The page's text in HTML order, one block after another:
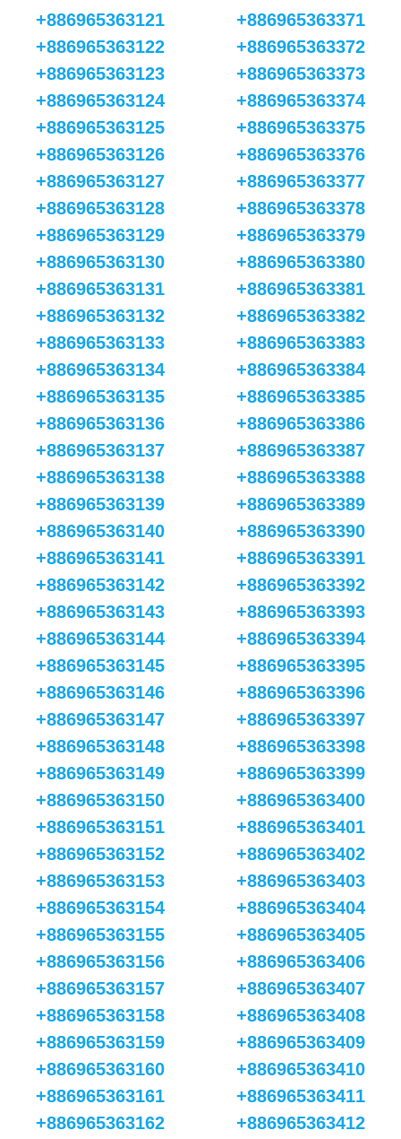
+886965363121
+886965363122
+886965363123
+886965363124
+886965363125
+886965363126
+886965363127
+886965363128
+886965363129
+886965363130
+886965363131
+886965363132
+886965363133
+886965363134
+886965363135
+886965363136
+886965363137
+886965363138
+886965363139
+886965363140
+886965363141
+886965363142
+886965363143
+886965363144
+886965363145
+886965363146
+886965363147
+886965363148
+886965363149
+886965363150
+886965363151
+886965363152
+886965363153
+886965363154
+886965363155
+886965363156
+886965363157
+886965363158
+886965363159
+886965363160
+886965363161
+886965363162
+886965363371
+886965363372
+886965363373
+886965363374
+886965363375
+886965363376
+886965363377
+886965363378
+886965363379
+886965363380
+886965363381
+886965363382
+886965363383
+886965363384
+886965363385
+886965363386
+886965363387
+886965363388
+886965363389
+886965363390
+886965363391
+886965363392
+886965363393
+886965363394
+886965363395
+886965363396
+886965363397
+886965363398
+886965363399
+886965363400
+886965363401
+886965363402
+886965363403
+886965363404
+886965363405
+886965363406
+886965363407
+886965363408
+886965363409
+886965363410
+886965363411
+886965363412